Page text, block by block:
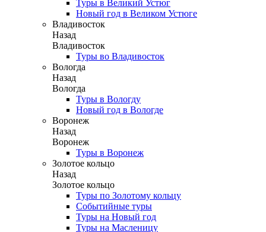
Туры в Великий Устюг
Новый год в Великом Устюге
Владивосток
Назад
Владивосток
Туры во Владивосток
Вологда
Назад
Вологда
Туры в Вологду
Новый год в Вологде
Воронеж
Назад
Воронеж
Туры в Воронеж
Золотое кольцо
Назад
Золотое кольцо
Туры по Золотому кольцу
Событийные туры
Туры на Новый год
Туры на Масленицу